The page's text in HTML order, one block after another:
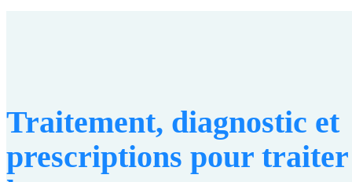
Traitement, diagnostic et
prescriptions pour traiter